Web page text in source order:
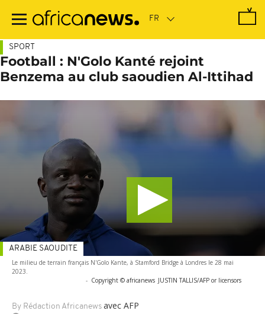
contenu
SPORT
Football : N'Golo Kanté rejoint
Benzema au club saoudien Al-Ittihad
Le milieu de terrain français N'Golo Kante, à Stamford Bridge à Londres le 28 mai
2023.
- Copyright © africanews JUSTIN TALLIS/AFP or licensors
By Rédaction Africanews avec AFP
ARABIE SAOUDITE